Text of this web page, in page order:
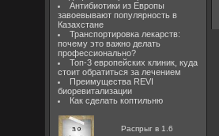
Антибиотики из Европы
завоевывают популярность в
Казахстане
Транспортировка лекарств:
почему это важно делать
профессионально?
Топ-3 европейских клиник, куда
стоит обратиться за лечением
Преимущества REVI
биоревитализации
Как сделать коптильню
Распрыг в 1.6